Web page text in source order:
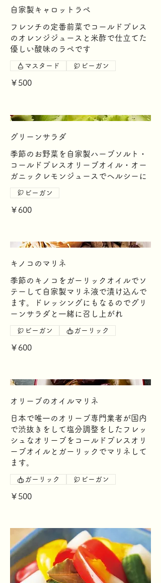
自家製キャロットラペ
フレンチの定番前菜でコールドプレス
のオレンジジュースと米酢で仕立てた
優しい酸味のラペです
￥500
マスタード ビーガン
グリーンサラダ
季節のお野菜を自家製ハーブソルト・
コールドプレスオリーブオイル・オー
ガニックレモンジュースでヘルシーに
￥600
ビーガン
キノコのマリネ
季節のキノコをガーリックオイルでソ
テーして自家製マリネ液で漬け込んで
ます。ドレッシングにもなるのでグリ
ーンサラダと一緒に召し上がれ
￥600
ビーガン ガーリック
オリーブのオイルマリネ
日本で唯一のオリーブ専門業者が国内
で渋抜きをして塩分調整をしたフレッ
シュなオリーブをコールドプレスオリ
ーブオイルとガーリックでマリネして
ます。
￥500
ガーリック ビーガン